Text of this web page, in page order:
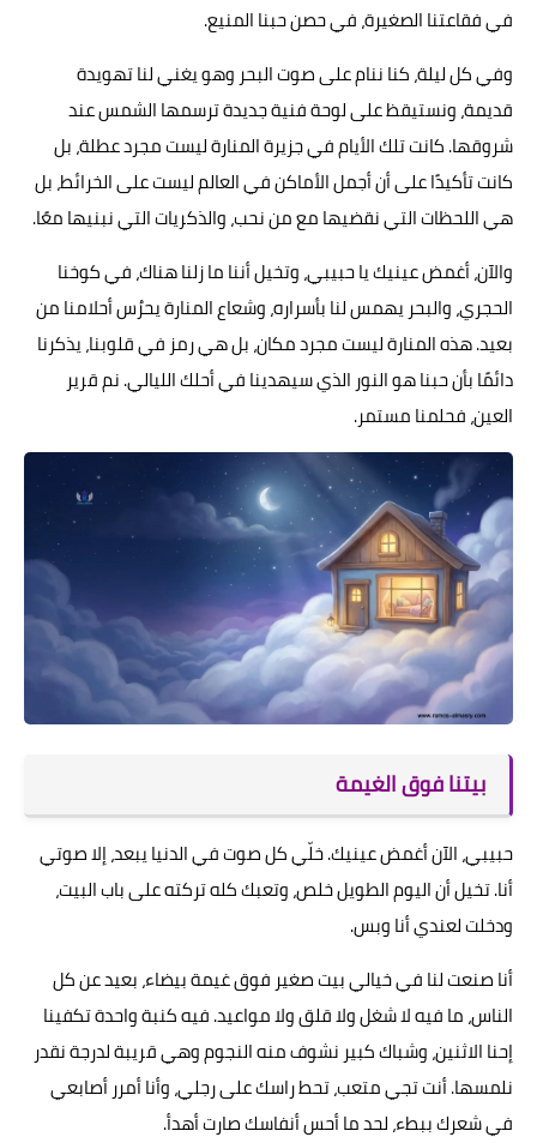
في فقاعتنا الصغيرة، في حصن حبنا المنيع.
وفي كل ليلة، كنا ننام على صوت البحر وهو يغني لنا تهويدة
قديمة، ونستيقظ على لوحة فنية جديدة ترسمها الشمس عند
شروقها. كانت تلك الأيام في جزيرة المنارة ليست مجرد عطلة، بل
كانت تأكيدًا على أن أجمل الأماكن في العالم ليست على الخرائط، بل
هي اللحظات التي نقضيها مع من نحب، والذكريات التي نبنيها معًا.
والآن، أغمض عينيك يا حبيبي، وتخيل أننا ما زلنا هناك، في كوخنا
الحجري، والبحر يهمس لنا بأسراره، وشعاع المنارة يحرُس أحلامنا من
بعيد. هذه المنارة ليست مجرد مكان، بل هي رمز في قلوبنا، يذكرنا
دائمًا بأن حبنا هو النور الذي سيهدينا في أحلك الليالي. نم قرير
العين، فحلمنا مستمر.
بيتنا فوق الغيمة
حبيبي، الآن أغمض عينيك. خلّي كل صوت في الدنيا يبعد، إلا صوتي
أنا. تخيل أن اليوم الطويل خلص، وتعبك كله تركته على باب البيت،
ودخلت لعندي أنا وبس.
أنا صنعت لنا في خيالي بيت صغير فوق غيمة بيضاء، بعيد عن كل
الناس، ما فيه لا شغل ولا قلق ولا مواعيد. فيه كنبة واحدة تكفينا
إحنا الاثنين، وشباك كبير نشوف منه النجوم وهي قريبة لدرجة نقدر
نلمسها. أنت تجي متعب، تحط راسك على رجلي، وأنا أمرر أصابعي
في شعرك ببطء، لحد ما أحس أنفاسك صارت أهدأ.